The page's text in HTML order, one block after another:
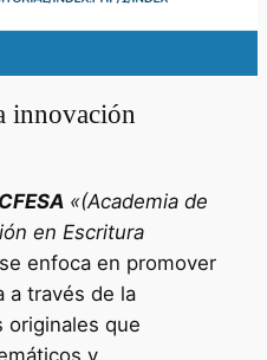
innovación
«(Academia de
en Escritura
enfoca en promover
a través de la
originales que
y